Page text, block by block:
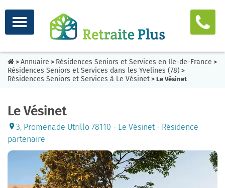
> Annuaire > Résidences Seniors et Services en Ile-de-France >
Résidences Seniors et Services dans les Yvelines (78) >
Résidences Seniors et Services à Le Vésinet > Le Vésinet
Le Vésinet
3, Promenade Utrillo 78110 - Le Vésinet - Résidence
partenaire